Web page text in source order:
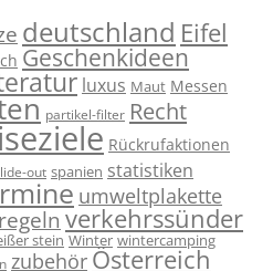
deutschland Eifel
Geschenkideen
luxus Maut Messen
partikel-filter Recht
Rückrufaktionen
out spanien statistiken
umweltplakette
verkehrssünder
stein Winter wintercamping
zubehör Österreich